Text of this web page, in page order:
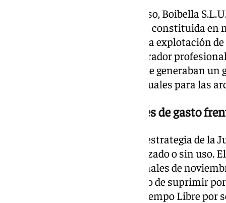
La adjudicataria de este concurso, Boibella
unipersonal con sede en Girona constituida en
tres décadas de experiencia en la explotación
la solvencia técnica de este operador
reactivar unas instalaciones que generaban
superior a los 392.000 euros anuales para las
«Insostenibles»: 140 millones de gasto
La operación se enmarca en la estrategia de la
al patrimonio público infrautilizado o sin uso.
puertas de forma definitiva a finales de
acuerdo del Consejo de Gobierno de suprimir
toda su red de Residencias de Tiempo Libre